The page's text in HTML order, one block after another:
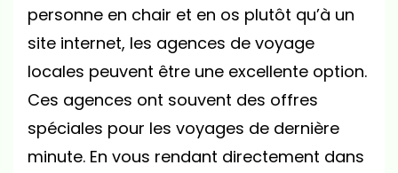
personne en chair et en os plutôt qu’à un
site internet, les agences de voyage
locales peuvent être une excellente option.
Ces agences ont souvent des offres
spéciales pour les voyages de dernière
minute. En vous rendant directement dans